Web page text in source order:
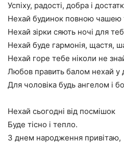
Успіху, радості, добра і
Нехай будинок повною чашею
Нехай зірки сяють ночі для
Нехай буде гармонія, щастя,
Нехай горе тебе ніколи не
Любов править балом нехай у
Для чоловіка будь ангелом і
Нехай сьогодні від посмішок
Буде тісно і тепло.
З днем народження привітаю,